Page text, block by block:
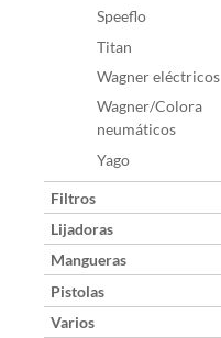
Speeflo
Titan
Wagner eléctricos
Wagner/Colora
neumáticos
Yago
Filtros
Lijadoras
Mangueras
Pistolas
Varios